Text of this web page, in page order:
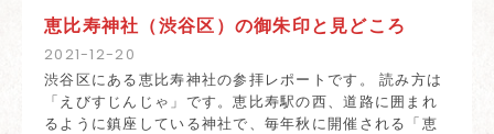
2021-12-20
恵比寿神社（渋谷区）の御朱印と見どころ
渋谷区にある恵比寿神社の参拝レポートです。 読み方は
「えびすじんじゃ」です。恵比寿駅の西、道路に囲まれ
るように鎮座している神社で、毎年秋に開催される「恵